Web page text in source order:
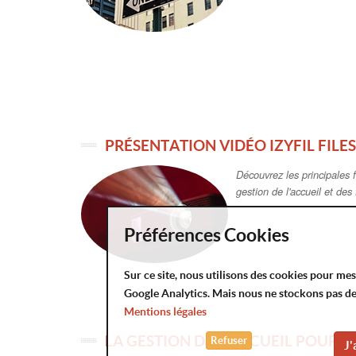
By
AKCMS 2026 version 2.8.0.23450
Préférences Cookies
Sur ce site, nous utilisons des cookies pour
Google Analytics. Mais nous ne stockons pas
Mentions légales
Refuser